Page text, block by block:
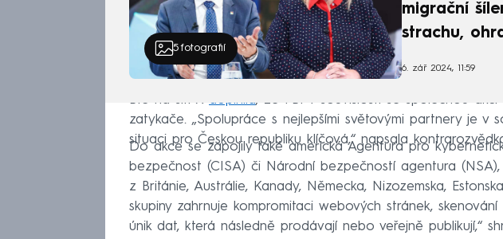
5fotografií
migrační
strachu,
6. zář 2024, 11:59
BIS na síti X doplnila, že FBI v souvislosti se společnou akcí
zatykače. „Spolupráce s nejlepšími světovými partnery je v
situaci pro Českou republiku klíčová,“ napsala
Do akce se zapojily také americká Agentura pro
bezpečnost (CISA) či Národní bezpečností agentura
z Británie, Austrálie, Kanady, Německa, Nizozemska,
skupiny zahrnuje kompromitaci webových stránek,
únik dat, která následně prodávají nebo veřejně publikují,“